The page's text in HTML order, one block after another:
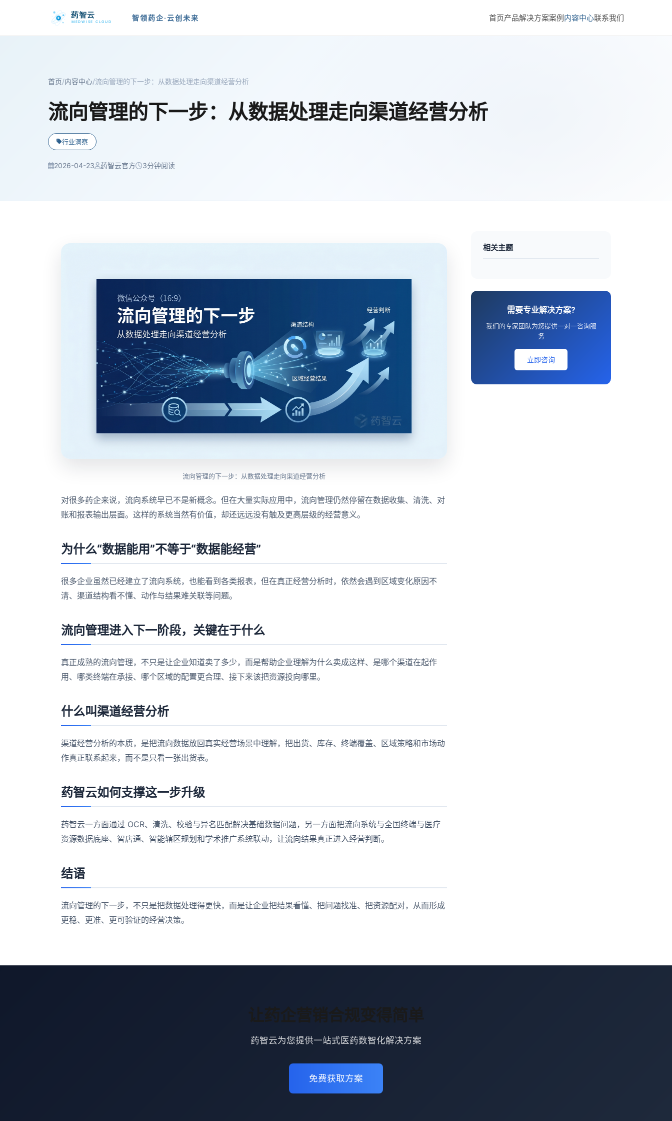
智领药企·云创未来 首页产品解决方案案例内容中心联系我们
首页/内容中心/流向管理的下一步：从数据处理走向渠道经营分析
流向管理的下一步：从数据处理走向渠道经营分析
行业洞察
2026-04-23 药智云官方 3分钟阅读
流向管理的下一步：从数据处理走向渠道经营分析
对很多药企来说，流向系统早已不是新概念。但在大量实际应用中，流向管理仍然停留在数据收集、清洗、对
账和报表输出层面。这样的系统当然有价值，却还远远没有触及更高层级的经营意义。
为什么“数据能用”不等于“数据能经营”
很多企业虽然已经建立了流向系统，也能看到各类报表，但在真正经营分析时，依然会遇到区域变化原因不
清、渠道结构看不懂、动作与结果难关联等问题。
流向管理进入下一阶段，关键在于什么
真正成熟的流向管理，不只是让企业知道卖了多少，而是帮助企业理解为什么卖成这样、是哪个渠道在起作
用、哪类终端在承接、哪个区域的配置更合理、接下来该把资源投向哪里。
什么叫渠道经营分析
渠道经营分析的本质，是把流向数据放回真实经营场景中理解，把出货、库存、终端覆盖、区域策略和市场动
作真正联系起来，而不是只看一张出货表。
药智云如何支撑这一步升级
药智云一方面通过 OCR、清洗、校验与异名匹配解决基础数据问题，另一方面把流向系统与全国终端与医疗
资源数据底座、智店通、智能辖区规划和学术推广系统联动，让流向结果真正进入经营判断。
结语
流向管理的下一步，不只是把数据处理得更快，而是让企业把结果看懂、把问题找准、把资源配对，从而形成
更稳、更准、更可验证的经营决策。
相关主题
需要专业解决方案?
我们的专家团队为您提供一对一咨询服
务
立即咨询
让药企营销合规变得简单
药智云为您提供一站式医药数智化解决方案
免费获取方案